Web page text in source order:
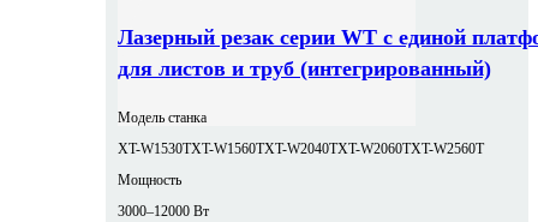
Лазерный резак серии WT с единой
для листов и труб (интегрированный)
Модель станка
XT-W1530TXT-W1560TXT-W2040TXT-W2060TXT-W2560T
Мощность
3000–12000 Вт